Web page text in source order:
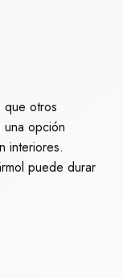
que otros
una opción
interiores.
puede durar